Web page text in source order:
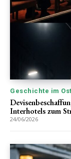
Geschichte im
Interhotels zum
24/06/2026